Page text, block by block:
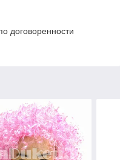
договоренности